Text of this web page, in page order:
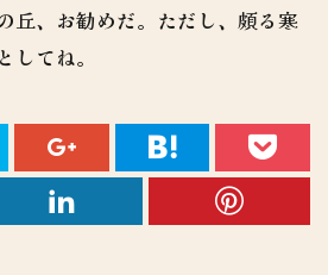
丘、お勧めだ。ただし、頗る寒
してね。